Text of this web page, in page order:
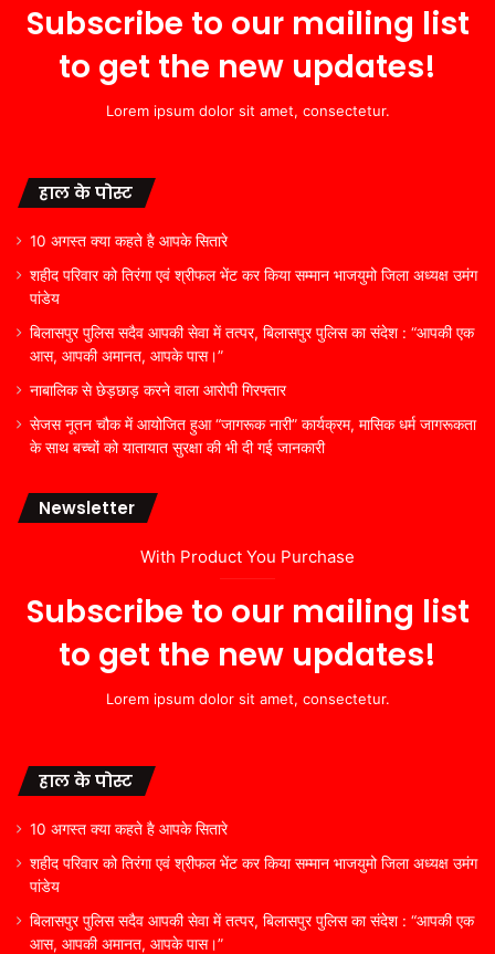
Subscribe to our mailing list
to get the new updates!
Lorem ipsum dolor sit amet, consectetur.
हाल के पोस्ट
10 अगस्त क्या कहते है आपके सितारे
शहीद परिवार को तिरंगा एवं श्रीफल भेंट कर किया सम्मान भाजयुमो जिला अध्यक्ष उमंग
पांडेय
बिलासपुर पुलिस सदैव आपकी सेवा में तत्पर, बिलासपुर पुलिस का संदेश : “आपकी एक
आस, आपकी अमानत, आपके पास।”
नाबालिक से छेड़छाड़ करने वाला आरोपी गिरफ्तार
सेजस नूतन चौक में आयोजित हुआ “जागरूक नारी” कार्यक्रम, मासिक धर्म जागरूकता
के साथ बच्चों को यातायात सुरक्षा की भी दी गई जानकारी
Newsletter
With Product You Purchase
Subscribe to our mailing list
to get the new updates!
Lorem ipsum dolor sit amet, consectetur.
हाल के पोस्ट
10 अगस्त क्या कहते है आपके सितारे
शहीद परिवार को तिरंगा एवं श्रीफल भेंट कर किया सम्मान भाजयुमो जिला अध्यक्ष उमंग
पांडेय
बिलासपुर पुलिस सदैव आपकी सेवा में तत्पर, बिलासपुर पुलिस का संदेश : “आपकी एक
आस, आपकी अमानत, आपके पास।”